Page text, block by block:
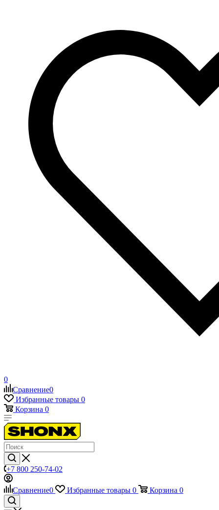
0
Сравнение0
Избранные товары 0
Корзина 0
+7 800 250-74-02
Сравнение0 Избранные товары 0 Корзина 0